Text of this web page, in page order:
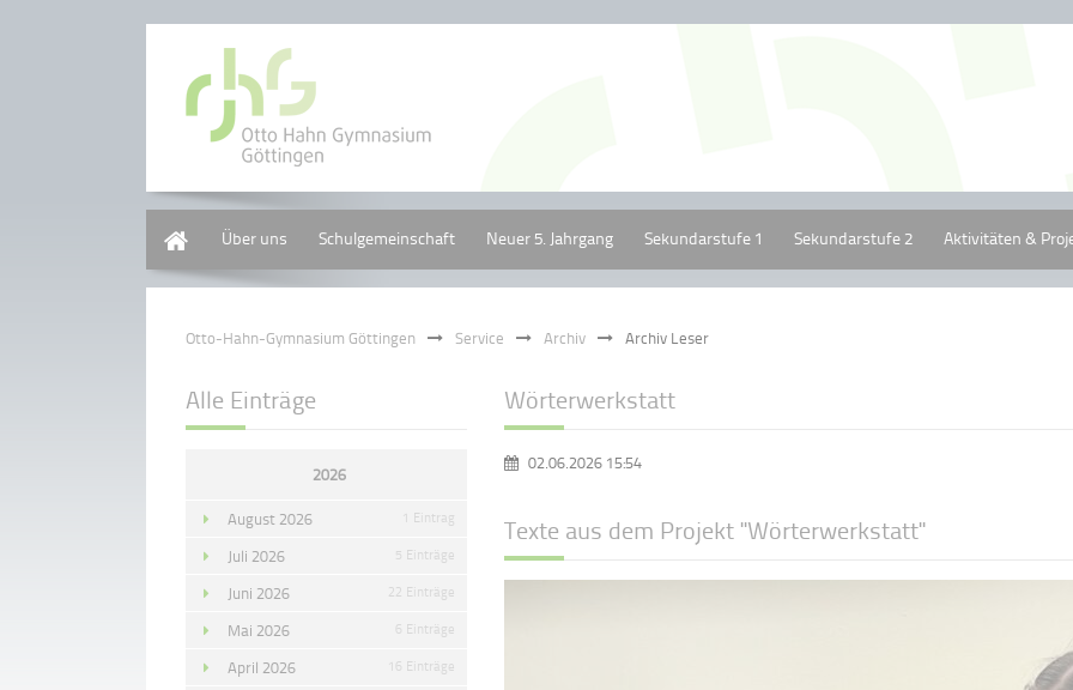
Über uns Schulgemeinschaft Neuer 5. Jahrgang Sekundarstufe 1 Sekundarstufe 2 Aktivitäten &
Otto-Hahn-Gymnasium Göttingen Service Archiv Archiv Leser
Wörterwerkstatt
02.06.2026 15:54
Texte aus dem Projekt "Wörterwerkstatt"
Alle Einträge
2026
August 2026 1 Eintrag
Juli 2026 5 Einträge
Juni 2026 22 Einträge
Mai 2026 6 Einträge
April 2026 16 Einträge